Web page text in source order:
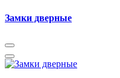
Skip
Замки дверные